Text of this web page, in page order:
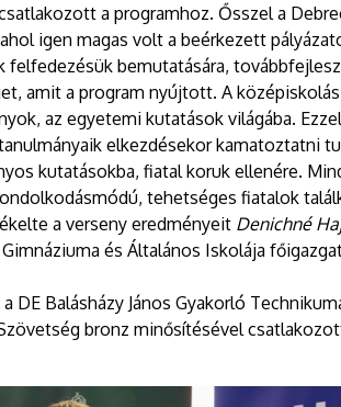
a programhoz. Ősszel a
igen magas volt a beérkezett
felfedezésük bemutatására,
amit a program nyújtott. A
az egyetemi kutatások világába.
elkezdésekor kamatoztatni
kutatásokba, fiatal koruk ellenére.
tehetséges fiatalok
a verseny eredményeit Denichné
és Általános Iskolája
DE Balásházy János Gyakorló
bronz minősítésével